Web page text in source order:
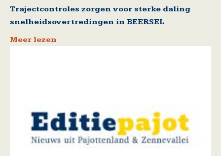
Trajectcontroles zorgen voor sterke daling
snelheidsovertredingen in BEERSEL
Meer lezen